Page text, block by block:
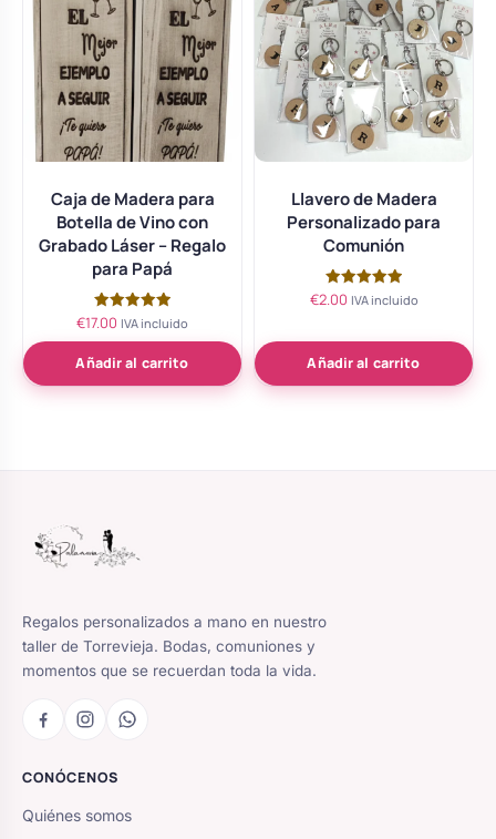
Caja de Madera para
Botella de Vino con
Grabado Láser – Regalo
para Papá
Valorado
de 5
€17.00 IVA incluido
Añadir al carrito
Llavero de Madera
Personalizado para
Comunión
Valorado
€2.00 IVA incluido
Añadir al carrito
Regalos personalizados a mano en nuestro
taller de Torrevieja. Bodas, comuniones y
momentos que se recuerdan toda la vida.
CONÓCENOS
Quiénes somos